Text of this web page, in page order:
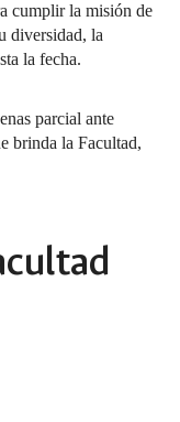
cumplir la misión de
diversidad, la
la fecha.
parcial ante
brinda la Facultad,